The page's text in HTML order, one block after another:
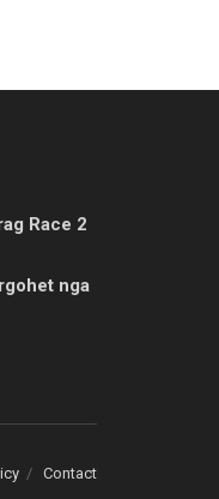
Race 2
nga
Contact